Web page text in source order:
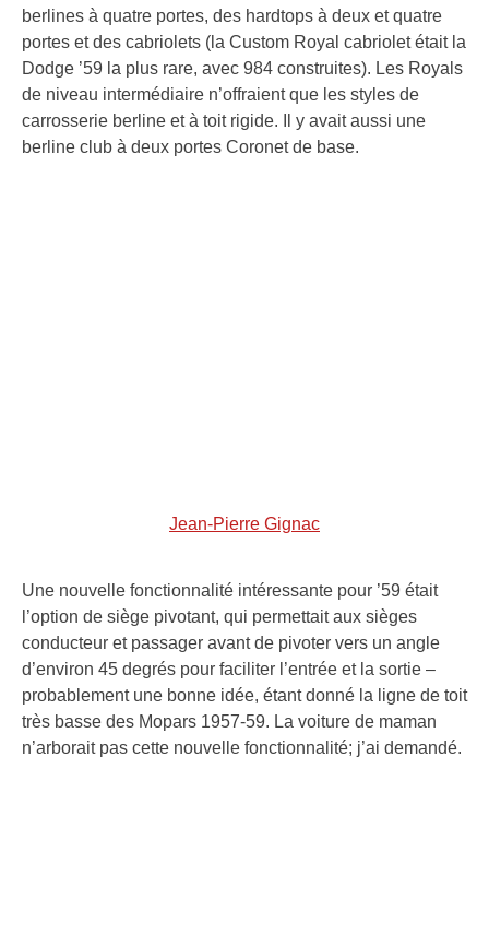
berlines à quatre portes, des hardtops à deux et quatre
portes et des cabriolets (la Custom Royal cabriolet était la
Dodge ’59 la plus rare, avec 984 construites). Les Royals
de niveau intermédiaire n’offraient que les styles de
carrosserie berline et à toit rigide. Il y avait aussi une
berline club à deux portes Coronet de base.
Jean-Pierre Gignac
Une nouvelle fonctionnalité intéressante pour ’59 était
l’option de siège pivotant, qui permettait aux sièges
conducteur et passager avant de pivoter vers un angle
d’environ 45 degrés pour faciliter l’entrée et la sortie –
probablement une bonne idée, étant donné la ligne de toit
très basse des Mopars 1957-59. La voiture de maman
n’arborait pas cette nouvelle fonctionnalité; j’ai demandé.